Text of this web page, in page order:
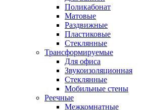
Поликабонат
Матовые
Раздвижные
Пластиковые
Стеклянные
Трансформируемые
Для офиса
Звукоизоляционная
Стеклянные
Мобильные стены
Реечные
Межкомнатные